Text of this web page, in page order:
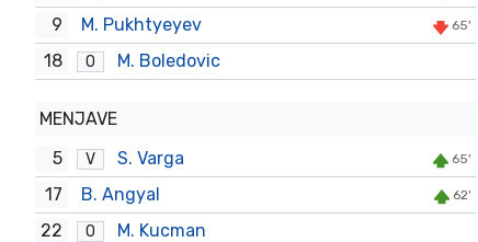
9 M. Pukhtyeyev 65'
18 O M. Boledovic
MENJAVE
5
V S. Varga 65'
17 B. Angyal 62'
22 O
M. Kucman